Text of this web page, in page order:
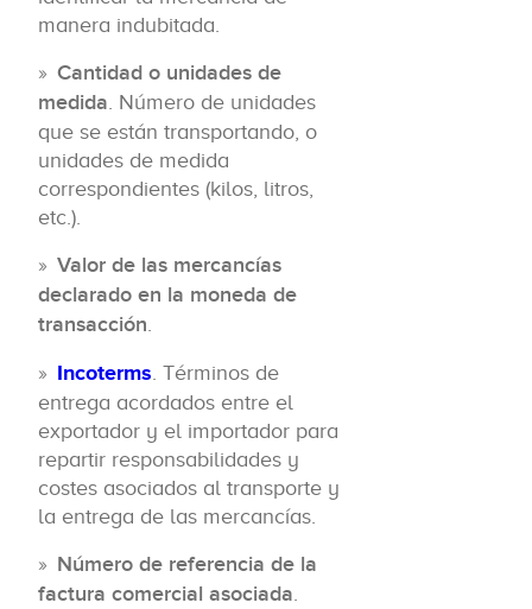
manera indubitada.
Cantidad o unidades de
medida . Número de unidades
que se están transportando, o
unidades de medida
correspondientes (kilos, litros,
etc.).
Valor de las mercancías
declarado en la moneda de
transacción
Incoterms . Términos de
entrega acordados entre el
exportador y el importador para
repartir responsabilidades y
costes asociados al transporte y
la entrega de las mercancías.
Número de referencia de la
factura comercial asociada